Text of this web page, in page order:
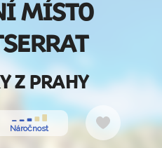
MÍSTO
Z PRAHY
Náročnost
Do